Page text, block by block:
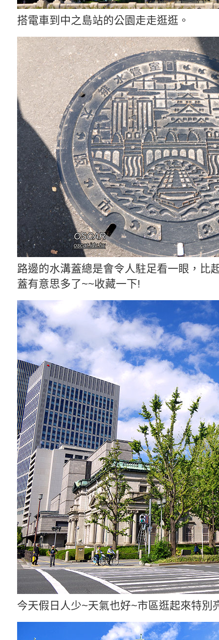
搭電車到中之島站的公園走走逛逛。
路邊的水溝蓋總是會令人駐足看一眼，比
蓋有意思多了~~收藏一下!
今天假日人少~天氣也好~市區逛起來特別